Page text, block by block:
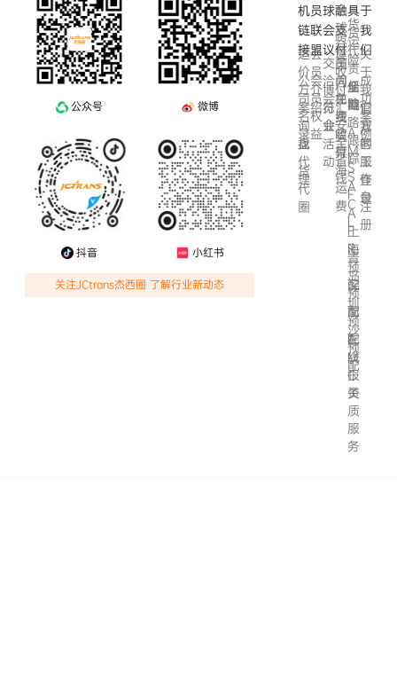
公众号 微博
抖音 小红书
关注JCtrans杰西圈 了解行业新动态
机
链
接
运
价
方
案
公
司
名
录
询
盘
找
代
理
货
代
圈
员
联
盟
会
员
介
绍
会
员
权
益
球
会
议
交
洽
会
博
览
会
行
业
活
动
融
支
付
全
球
会
员
间
免
费
结
算
跨
境
收
付
汇
安
全
省
钱
国
内
在
线
收
付
海
运
费
具
货
运
险
货
代
责
任
险
船
期
全
链
路
跟
踪
A
M
S
I
S
F
A
C
L
A
F
R
上
海
预
配
青
岛
预
配
深
圳
预
配
南
沙
预
配
在
线
报
关
F
M
C
资
质
服
务
于
我
们
关
于
我
们
成
功
案
例
官
方
客
服
我
的
工
作
台
登
录
注
册